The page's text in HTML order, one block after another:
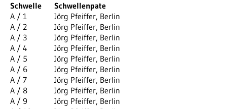
Schwelle
Schwellenpate
A / 1
Jörg Pfeiffer, Berlin
A / 2
Jörg Pfeiffer, Berlin
A / 3
Jörg Pfeiffer, Berlin
A / 4
Jörg Pfeiffer, Berlin
A / 5
Jörg Pfeiffer, Berlin
A / 6
Jörg Pfeiffer, Berlin
A / 7
Jörg Pfeiffer, Berlin
A / 8
Jörg Pfeiffer, Berlin
A / 9
Jörg Pfeiffer, Berlin